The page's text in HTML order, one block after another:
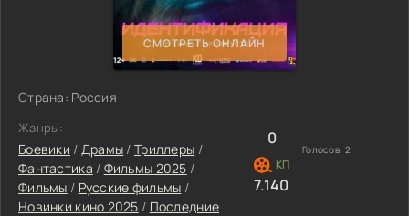
СМОТРЕТЬ ОНЛАЙН
Страна: Россия
Жанры:
Боевики / Драмы /Триллеры /
Фантастика / Фильмы 2025 /
Фильмы / Русские фильмы /
Новинки кино 2025 / Последние
0
Голосов: 2
7.140